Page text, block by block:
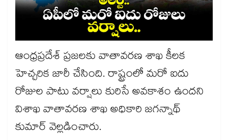
ఆంధ్రప్రదేశ్ ప్రజలకు వాతావరణ శాఖ కీలక
హెచ్చరిక జారీ చేసింది. రాష్ట్రంలో మరో ఐదు
రోజుల పాటు వర్షాలు కురిసే అవకాశం ఉందని
విశాఖ వాతావరణ శాఖ అధికారి జగన్నాథ్
కుమార్ వెల్లడించారు.